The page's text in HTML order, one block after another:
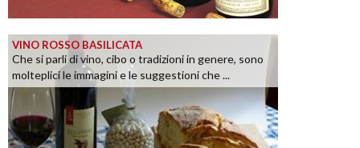
VINO ROSSO BASILICATA
Che si parli di vino, cibo o tradizioni in genere, sono
molteplici le immagini e le suggestioni che ...